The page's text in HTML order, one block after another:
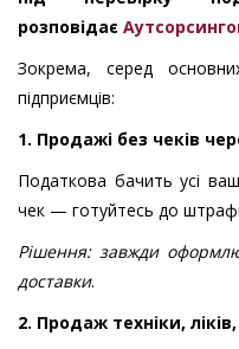
розповідає
Зокрема,
серед
підприємців:
1. Продажі без чеків
Податкова бачить усі
чек — готуйтесь до
Рішення: завжди
доставки.
2. Продаж техніки,